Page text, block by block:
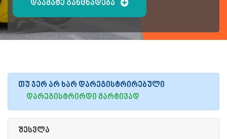
დაამატე განცხადება
თუ ჯერ არ ხარ დარეგისტრირებული
დარეგისტრირდი მარტივად
შესვლა